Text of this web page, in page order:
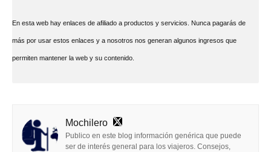
En esta web hay enlaces de afiliado a productos y servicios. Nunca pagarás de
más por usar estos enlaces y a nosotros nos generan algunos ingresos que
permiten mantener la web y su contenido.
Mochilero
Publico en este blog información genérica que puede
ser de interés general para los viajeros. Consejos,